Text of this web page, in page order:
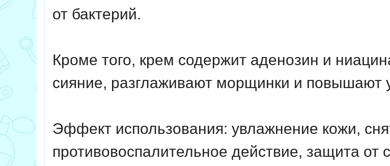
от бактерий.
Кроме того, крем содержит аденозин и
сияние, разглаживают морщинки и повышают
Эффект использования: увлажнение кожи,
противовоспалительное действие, защита от